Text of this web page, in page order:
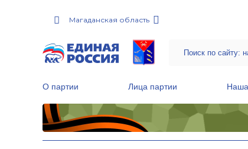
Магаданская область
О партии Лица партии Наша